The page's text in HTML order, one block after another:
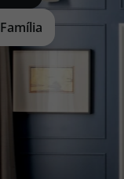
Família